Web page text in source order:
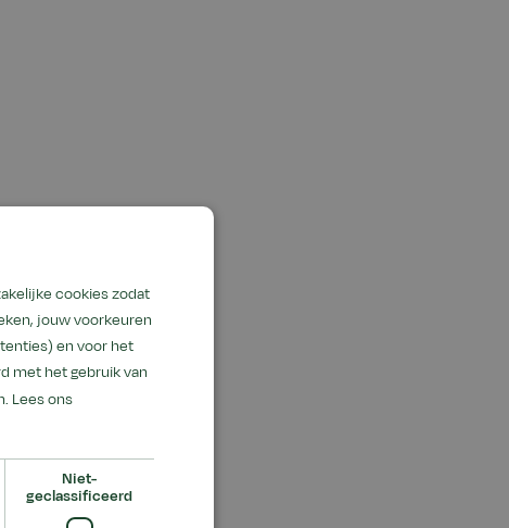
cookies zodat
jouw voorkeuren
en voor het
met het gebruik van
Lees ons
Niet-
geclassificeerd